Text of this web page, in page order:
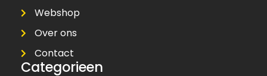
Webshop
Over ons
Contact
Categorieen